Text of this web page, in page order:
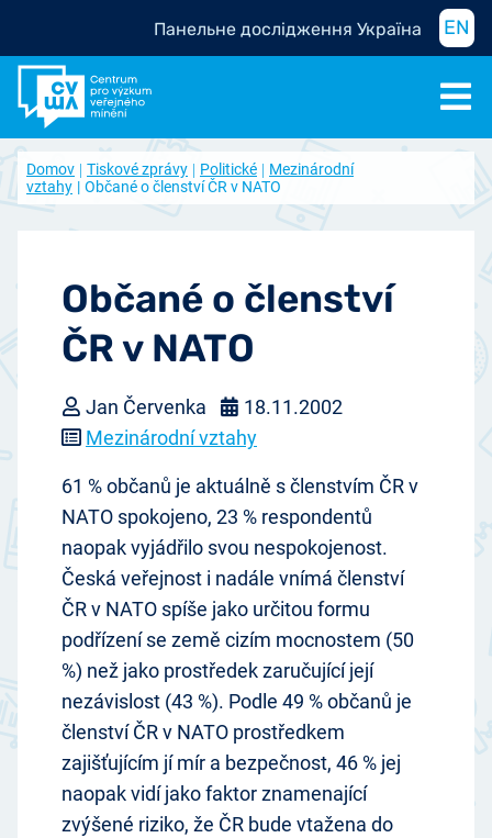
Панельне дослідження Україна EN
Domov Tiskové zprávy Politické
Mezinárodní
vztahy
Občané o členství ČR v NATO
Občané o členství
ČR v NATO
Jan Červenka
18.11.2002
Mezinárodní vztahy
61 % občanů je aktuálně s členstvím ČR v
NATO spokojeno, 23 % respondentů
naopak vyjádřilo svou nespokojenost.
Česká veřejnost i nadále vnímá členství
ČR v NATO spíše jako určitou formu
podřízení se země cizím mocnostem (50
%) než jako prostředek zaručující její
nezávislost (43 %). Podle 49 % občanů je
členství ČR v NATO prostředkem
zajišťujícím jí mír a bezpečnost, 46 % jej
naopak vidí jako faktor znamenající
zvýšené riziko, že ČR bude vtažena do